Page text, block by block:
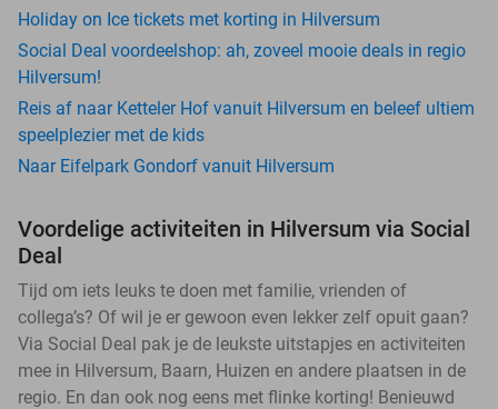
Holiday on Ice tickets met korting in Hilversum
Social Deal voordeelshop: ah, zoveel mooie deals in regio
Hilversum!
Reis af naar Ketteler Hof vanuit Hilversum en beleef ultiem
speelplezier met de kids
Naar Eifelpark Gondorf vanuit Hilversum
Voordelige activiteiten in Hilversum via Social
Deal
Tijd om iets leuks te doen met familie, vrienden of
collega’s? Of wil je er gewoon even lekker zelf opuit gaan?
Via Social Deal pak je de leukste uitstapjes en activiteiten
mee in Hilversum, Baarn, Huizen en andere plaatsen in de
regio. En dan ook nog eens met flinke korting! Benieuwd